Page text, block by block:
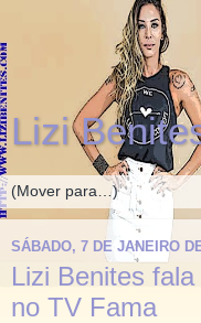
Lizi
SÁBADO, 7 DE JANEIRO
Lizi Benites
no TV Fama